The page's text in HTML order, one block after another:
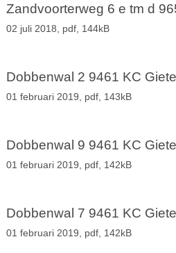
Zandvoorterweg 6 e tm d
02 juli 2018, pdf, 144kB
Dobbenwal 2 9461 KC
01 februari 2019, pdf, 143kB
Dobbenwal 9 9461 KC
01 februari 2019, pdf, 142kB
Dobbenwal 7 9461 KC
01 februari 2019, pdf, 142kB